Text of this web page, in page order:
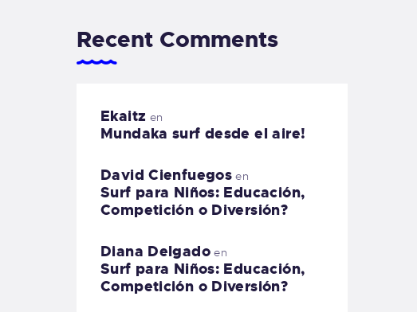
Recent Comments
Ekaitz en
Mundaka surf desde el aire!
David Cienfuegos en
Surf para Niños: Educación,
Competición o Diversión?
Diana Delgadoen
Surf para Niños: Educación,
Competición o Diversión?